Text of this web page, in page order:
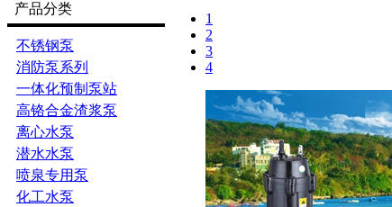
产品分类
不锈钢泵
消防泵系列
一体化预制泵站
高铬合金渣浆泵
离心水泵
潜水水泵
喷泉专用泵
化工水泵
1
2
3
4